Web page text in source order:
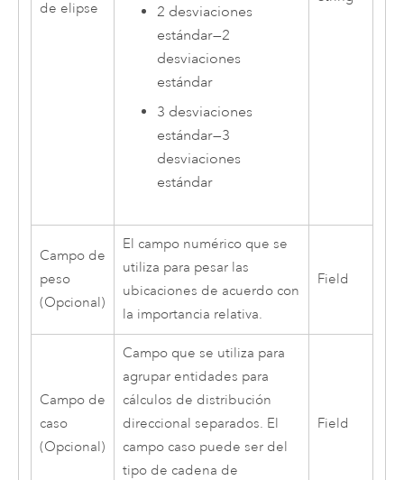
de elipse
2 desviaciones
estándar—2
desviaciones
estándar
3 desviaciones
estándar—3
desviaciones
estándar
Campo de
peso
(Opcional)
El campo numérico que se
utiliza para pesar las
ubicaciones de acuerdo con
la importancia relativa.
Field
Campo de
caso
(Opcional)
Campo que se utiliza para
agrupar entidades para
cálculos de distribución
direccional separados. El
campo caso puede ser del
tipo de cadena de
Field